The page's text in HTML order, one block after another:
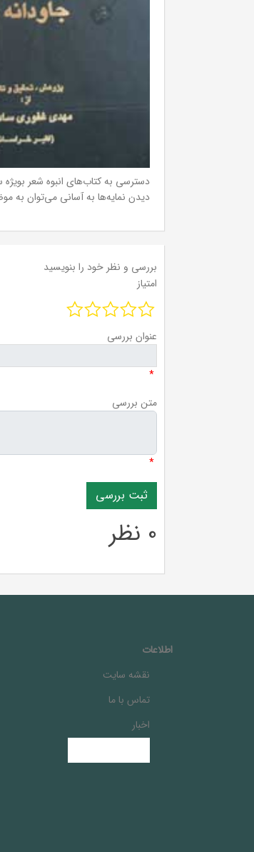
دسترسی به کتاب‌های انبوه شعر
دیدن نمایه‌ها به آسانی می‌توان به
بررسی و نظر خود را بنویسید
امتیاز
عنوان بررسی
*
متن بررسی
*
0 نظر
اطلاعات
نقشه سایت
تماس با ما
اخبار